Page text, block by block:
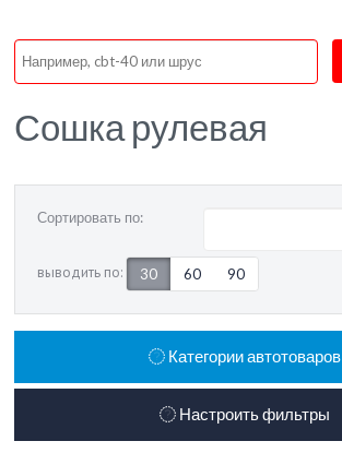
Сошка рулевая
Сортировать по:
выводить по: 30 60 90
Категории автотоваров
Настроить фильтры